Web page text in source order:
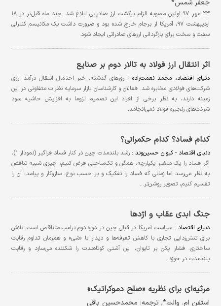
جعفر شمس*
۲۳ مهر ۹۷ اولین مصوبه الزام برگشت ارز صادراتی ابلاغ شد. چند ماه قبل‌تر در ۱۸
اردیبهشت ۹۷، آمریکا از برجام خارج شده بود و ضرورت داشت یک مکانیسم کنترلی
سفت و سخت برای بازگردانی ارزهای صادراتی ایجاد شود.
اثر انتقال ارز فولاد به تالار دوم بر صنایع
دنیای اقتصاد، محمد نعمت‌زاده : روزهای گذشته، خبر احتمال انتقال درآمد ارزی
شرکت‌های فولادی مخابره شد. فعالان و کارشناسان بازار سرمایه نظرات متفاوتی در این
زمینه دارند، به نظر برخی از افراد این تصمیم لزوما به افزایش حاشیه سود
شرکت‌های زنجیره فولاد نمی‌انجامد.
کدام فساد؟ کدام حکمرانی؟
دنیای اقتصاد - کیوان حسین‌وند :
رشد بلندمدت چین در کنار فساد فراگیر (نمودار ۱)،
اگر فساد را یک متغیر یکپارچه، همگن و تک‌ساحتی فرض کنیم، چیزی شبیه تناقض
به نظر می‌رسد اما زمانی که فساد را تفکیک و بر حسب نوع، سازوکار و پیامد، آن را
تقسیم کنیم، تصویر روشن‌تر…
جنگ ابدی عقاب و اژدها
دنیای اقتصاد : سیاست آمریکا در قبال چین در دوره دوم ترامپ متناقض است: تلاش
برای تنش‌زدایی تجاری با کاهش تعرفه‌ها و دیدار با «شی» و همزمان تداوم رقابت
ساختاری. فشار پکن بر تایوان، این آشتی کوتاه‌مدت را شکننده می‌سازد و رقابت
بلندمدت در حوزه…
مرثیه‌ای برای نظریه «صلح دموکراتیک»
استفن ام. والت*, ترجمه: محمدحسین باقی